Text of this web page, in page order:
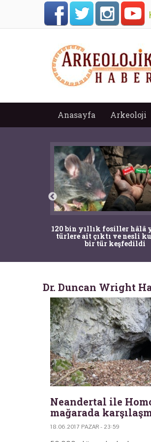
Anasayfa Arkeoloji
120 bin yıllık fosiller hâlâ
türlere ait çıktı ve nesli
bir tür keşfedildi
Dr. Duncan Wright
Neandertal ile
mağarada
18.06.2017 PAZAR - 23:59